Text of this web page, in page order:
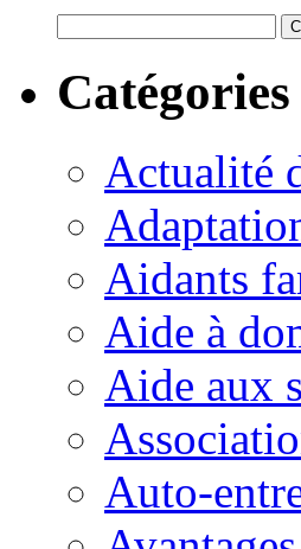
Catégories
Actualité
Aidants
Aide à
Aide aux
Auto-